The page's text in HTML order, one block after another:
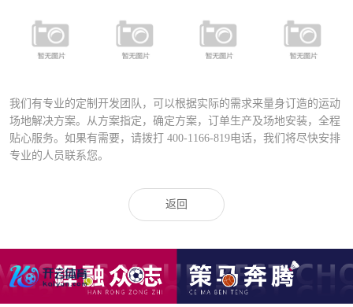
铝合金专业足
球场专用灯
（高级定制）
FYD-400铝合
金压铸灯具
（直泡）
FYD-1000铝合
金压铸灯具
（圆泡）
FD-027A运动
场专业灯具
我们有专业的定制开发团队，可以根据实际的需求来量身订造的运动
场地解决方案。从方案指定，确定方案，订单生产及场地安装，全程
贴心服务。如果有需要，请拨打 400-1166-819电话，我们将尽快安排
专业的人员联系您。
返回